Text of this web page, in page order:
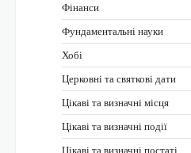
Фінанси
Фундаментальні науки
Хобі
Церковні та святкові дати
Цікаві та визначні місця
Цікаві та визначні події